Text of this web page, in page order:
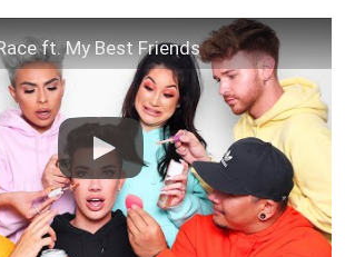
ft. My Best Friends